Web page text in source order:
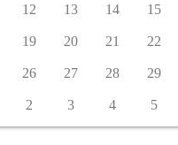
12 13 14 15
19 20 21 22
26 27 28 29
2 3 4 5